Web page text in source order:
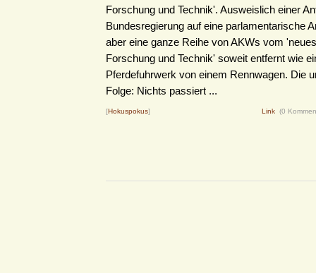
Forschung und Technik'. Ausweislich einer
Bundesregierung auf eine parlamentarische
aber eine ganze Reihe von AKWs vom
Forschung und Technik' soweit entfernt wie
Pferdefuhrwerk von einem Rennwagen. Die
Folge: Nichts passiert ...
[Hokuspokus] Link (0